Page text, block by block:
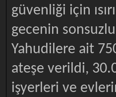
güvenliği için
gecenin
Yahudilere ait
ateşe verildi,
işyerleri ve